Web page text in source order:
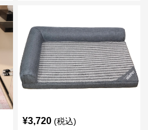
¥3,720 (税込)